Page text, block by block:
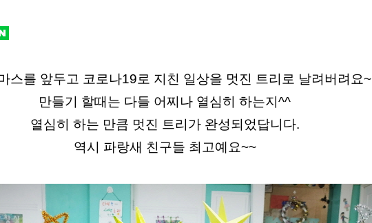
스를 앞두고 코로나19로 지친 일상을 멋진 트리로 날려버려요~
만들기 할때는 다들 어찌나 열심히 하는지^^
열심히 하는 만큼 멋진 트리가 완성되었답니다.
역시 파랑새 친구들 최고예요~~